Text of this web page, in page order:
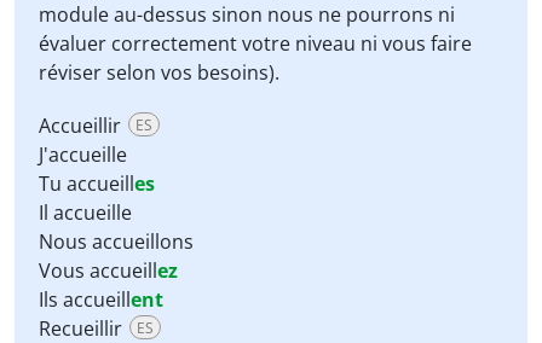
module au-dessus sinon nous ne pourrons ni
évaluer correctement votre niveau ni vous faire
réviser selon vos besoins).
Accueillir
ES
J'accueille
Tu accueilles
Il accueille
Nous accueillons
Vous accueillez
Ils accueillent
Recueillir
ES